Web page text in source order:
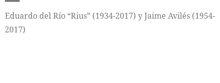
Eduardo del Río “Rius” (1934-2017) y Jaime Avilés (1954-
2017)